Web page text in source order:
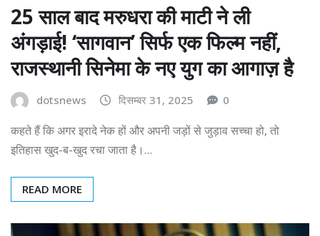
25 साल बाद मरुधरा की माटी ने ली
अंगड़ाई! ‘सागवान’ सिर्फ एक फिल्म नहीं,
राजस्थानी सिनेमा के नए युग का आगाज़ है
dotsnews दिसम्बर 31, 2025 0
कहते हैं कि अगर इरादे नेक हों और अपनी जड़ों से जुड़ाव सच्चा हो, तो
इतिहास खुद-ब-खुद रचा जाता है।…
READ MORE